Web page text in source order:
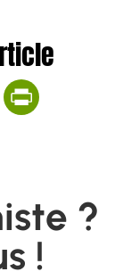
Email
?
!